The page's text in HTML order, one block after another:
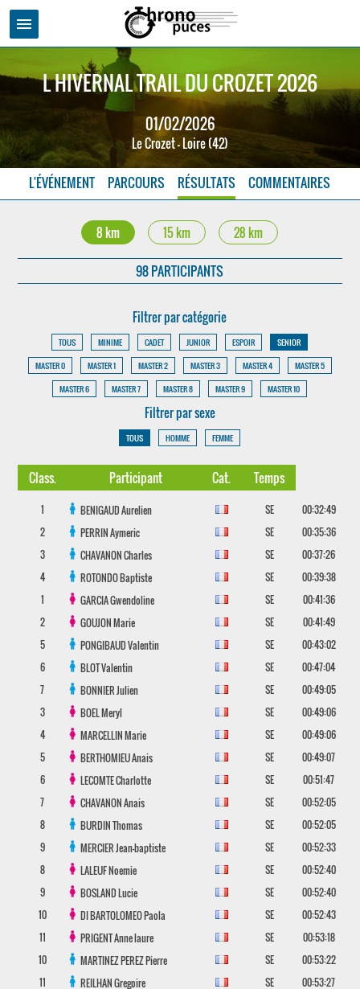
menu
L HIVERNAL TRAIL DU CROZET 2026
01/02/2026
Le Crozet - Loire (42)
L'ÉVÉNEMENT PARCOURS RÉSULTATS COMMENTAIRES
8 km 15 km 28 km
98 PARTICIPANTS
Filtrer par catégorie
TOUS MINIME CADET JUNIOR ESPOIR
SENIOR
MASTER 0
MASTER 1 MASTER 2 MASTER 3 MASTER 4
MASTER 5
MASTER 6
MASTER 7 MASTER 8 MASTER 9 MASTER 10
Filtrer par sexe
TOUS HOMME FEMME
Class. Participant Cat. Temps
1 BENIGAUDAurelien SE
00:32:49
2
PERRINAymeric SE
00:35:36
3
CHAVANONCharles SE
00:37:26
4
ROTONDOBaptiste SE
00:39:38
1
GARCIAGwendoline SE
00:41:36
2
GOUJONMarie SE
00:41:49
5
PONGIBAUDValentin SE
00:43:02
6
BLOTValentin SE
00:47:04
7
BONNIERJulien SE
00:49:05
3
BOELMeryl SE
00:49:06
4
MARCELLINMarie SE
00:49:06
5
BERTHOMIEUAnais SE
00:49:07
6
LECOMTECharlotte SE
00:51:47
7
CHAVANONAnais SE
00:52:05
8
BURDINThomas SE
00:52:05
9
MERCIERJean-baptiste SE
00:52:33
8
LALEUFNoemie SE
00:52:40
9
BOSLANDLucie SE
00:52:40
10
DI BARTOLOMEOPaola SE
00:52:43
11
PRIGENTAnne laure SE
00:53:18
10
MARTINEZ PEREZPierre SE
00:53:22
11
REILHANGregoire SE
00:53:27